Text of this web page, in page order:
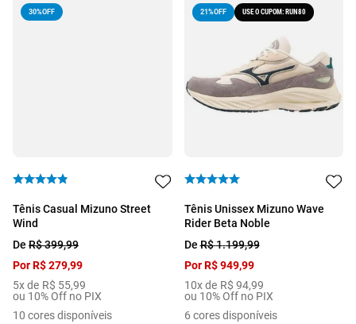
30%OFF
Tênis Casual Mizuno Street
Wind
De R$399,99
Por R$279,99
5x de R$ 55,99
ou 10% Off no PIX
10 cores disponíveis
21%OFF USE O CUPOM: RUN80
Tênis Unissex Mizuno Wave
Rider Beta Noble
DeR$1.199,99
Por R$ 949,99
10x de R$ 94,99
ou 10% Off no PIX
6 cores disponíveis